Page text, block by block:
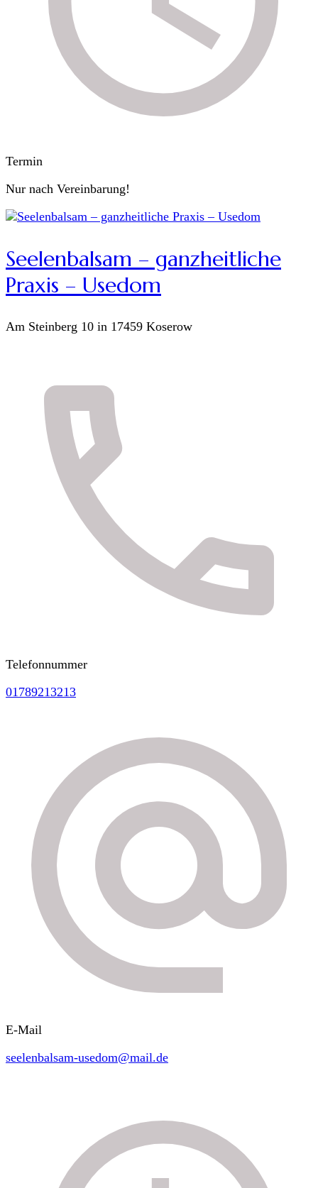
Termin
Nur nach Vereinbarung!
Seelenbalsam – ganzheitliche
Praxis – Usedom
Am Steinberg 10 in 17459 Koserow
Telefonnummer
01789213213
E-Mail
seelenbalsam-usedom@mail.de